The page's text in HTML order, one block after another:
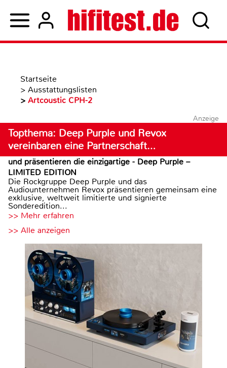
Startseite
> Ausstattungslisten
> Artcoustic CPH-2
Anzeige
Topthema: Deep Purple und Revox
vereinbaren eine Partnerschaft…
und präsentieren die einzigartige - Deep Purple –
LIMITED EDITION
Die Rockgruppe Deep Purple und das
Audiounternehmen Revox präsentieren gemeinsam eine
exklusive, weltweit limitierte und signierte
Sonderedition...
>> Mehr erfahren
>> Alle anzeigen